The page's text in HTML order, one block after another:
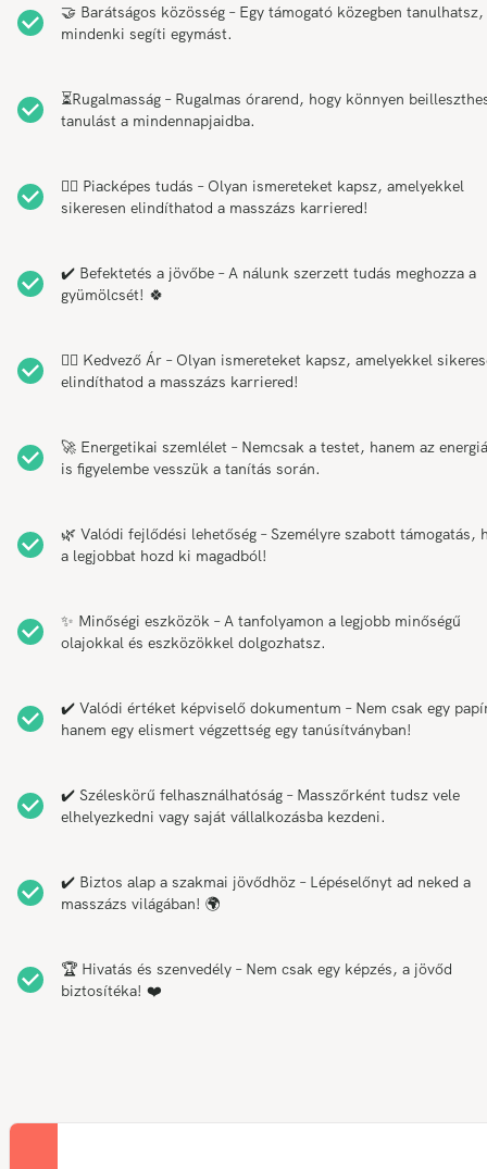
🤝 Barátságos közösség – Egy támogató közegben
mindenki segíti egymást.
⏳Rugalmasság – Rugalmas órarend, hogy könnyen
tanulást a mindennapjaidba.
💆‍♂️ Piacképes tudás – Olyan ismereteket kapsz, amelyekkel
sikeresen elindíthatod a masszázs karriered!
✔️ Befektetés a jövőbe – A nálunk szerzett tudás meghozza a
gyümölcsét! 🍀
💆‍♂️ Kedvező Ár – Olyan ismereteket kapsz, amelyekkel
elindíthatod a masszázs karriered!
🚀 Energetikai szemlélet – Nemcsak a testet, hanem az
is figyelembe vesszük a tanítás során.
🌿 Valódi fejlődési lehetőség – Személyre szabott támogatás,
a legjobbat hozd ki magadból!
✨ Minőségi eszközök – A tanfolyamon a legjobb minőségű
olajokkal és eszközökkel dolgozhatsz.
✔️ Valódi értéket képviselő dokumentum – Nem csak egy
hanem egy elismert végzettség egy tanúsítványban!
✔️ Széleskörű felhasználhatóság – Masszőrként tudsz vele
elhelyezkedni vagy saját vállalkozásba kezdeni.
✔️ Biztos alap a szakmai jövődhöz – Lépéselőnyt ad neked a
masszázs világában! 🌍
🏆 Hivatás és szenvedély – Nem csak egy képzés, a jövőd
biztosítéka! ❤️